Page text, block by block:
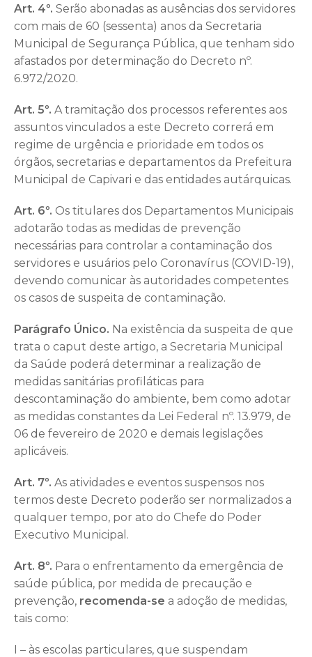
Art. 4º. Serão abonadas as ausências dos servidores
com mais de 60 (sessenta) anos da Secretaria
Municipal de Segurança Pública, que tenham sido
afastados por determinação do Decreto nº.
6.972/2020.
Art. 5º. A tramitação dos processos referentes aos
assuntos vinculados a este Decreto correrá em
regime de urgência e prioridade em todos os
órgãos, secretarias e departamentos da Prefeitura
Municipal de Capivari e das entidades autárquicas.
Art. 6º. Os titulares dos Departamentos Municipais
adotarão todas as medidas de prevenção
necessárias para controlar a contaminação dos
servidores e usuários pelo Coronavírus (COVID-19),
devendo comunicar às autoridades competentes
os casos de suspeita de contaminação.
Parágrafo Único. Na existência da suspeita de que
trata o caput deste artigo, a Secretaria Municipal
da Saúde poderá determinar a realização de
medidas sanitárias profiláticas para
descontaminação do ambiente, bem como adotar
as medidas constantes da Lei Federal nº. 13.979, de
06 de fevereiro de 2020 e demais legislações
aplicáveis.
Art. 7º. As atividades e eventos suspensos nos
termos deste Decreto poderão ser normalizados a
qualquer tempo, por ato do Chefe do Poder
Executivo Municipal.
Art. 8º. Para o enfrentamento da emergência de
saúde pública, por medida de precaução e
prevenção, recomenda-se a adoção de medidas,
tais como:
I – às escolas particulares, que suspendam